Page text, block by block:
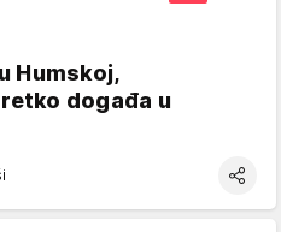
Humskoj,
događa u